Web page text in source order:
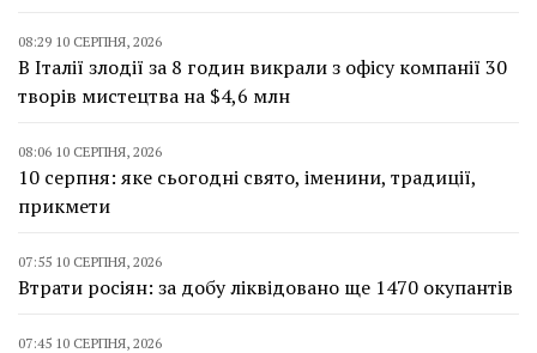
08:29 10 СЕРПНЯ, 2026
В Італії злодії за 8 годин викрали з офісу компанії 30
творів мистецтва на $4,6 млн
08:06 10 СЕРПНЯ, 2026
10 серпня: яке сьогодні свято, іменини, традиції,
прикмети
07:55 10 СЕРПНЯ, 2026
Втрати росіян: за добу ліквідовано ще 1470 окупантів
07:45 10 СЕРПНЯ, 2026